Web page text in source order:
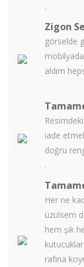
.
Zigon
görselde
aldım
.
iade
doğru
.
Her ne
üzülsem
hem şık
rafına